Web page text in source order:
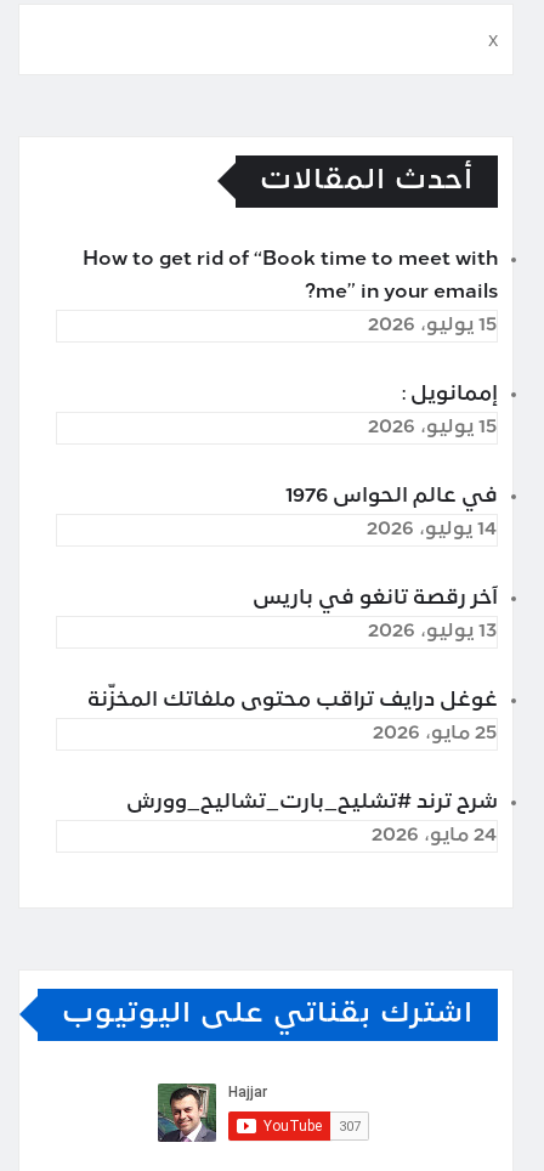
x
أحدث المقالات
How to get rid of “Book time to meet with
me” in your emails?
15 يوليو، 2026
إممانويل :
15 يوليو، 2026
في عالم الحواس 1976
14 يوليو، 2026
آخر رقصة تانغو في باريس
13 يوليو، 2026
غوغل درايف تراقب محتوى ملفاتك المخزّنة
25 مايو، 2026
شرح ترند #تشليح_بارت_تشاليح_وورش
24 مايو، 2026
اشترك بقناتي على اليوتيوب